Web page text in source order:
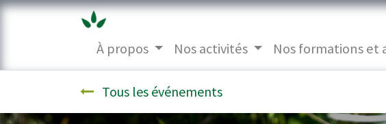
À propos Nos activités Nos formations et
Tous les événements